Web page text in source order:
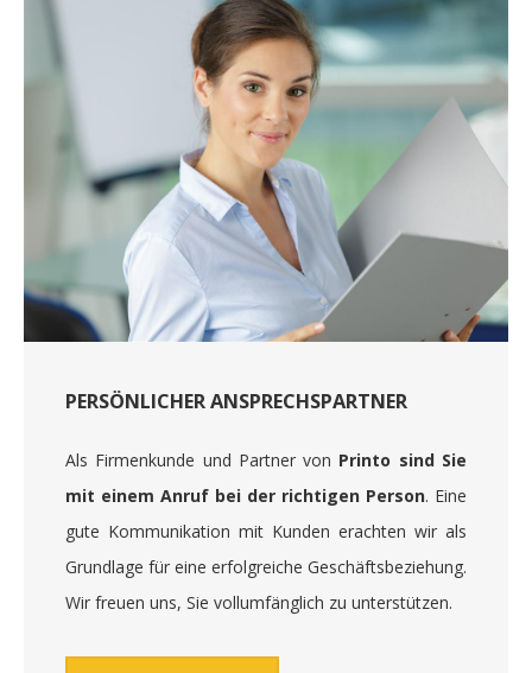
PERSÖNLICHER ANSPRECHSPARTNER
Als Firmenkunde und Partner von Printo sind Sie
mit einem Anruf bei der richtigen Person. Eine
gute Kommunikation mit Kunden erachten wir als
Grundlage für eine erfolgreiche Geschäftsbeziehung.
Wir freuen uns, Sie vollumfänglich zu unterstützen.